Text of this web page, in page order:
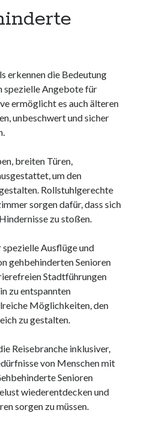
erkennen die Bedeutung
spezielle Angebote für
ermöglicht es auch älteren
unbeschwert und sicher
breiten Türen,
um den
Rollstuhlgerechte
sorgen dafür, dass sich
zu stoßen.
Ausflüge und
gehbehinderten Senioren
Stadtführungen
zu entspannten
Möglichkeiten, den
zu gestalten.
Reisebranche inklusiver,
von Menschen mit
Senioren
wiederentdecken und
sorgen zu müssen.